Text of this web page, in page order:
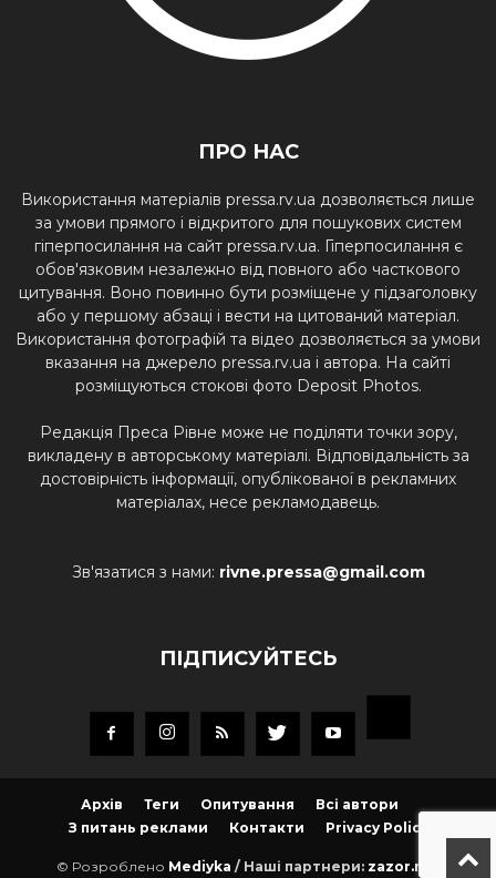
ПРО НАС
Використання матеріалів pressa.rv.ua дозволяється лише
за умови прямого і відкритого для пошукових систем
гіперпосилання на сайт pressa.rv.ua. Гіперпосилання є
обов'язковим незалежно від повного або часткового
цитування. Воно повинно бути розміщене у підзаголовку
або у першому абзаці і вести на цитований матеріал.
Використання фотографій та відео дозволяється за умови
вказання на джерело pressa.rv.ua і автора. На сайті
розміщуються стокові фото Deposit Photos.
Редакція Преса Рівне може не поділяти точки зору,
викладену в авторському матеріалі. Відповідальність за
достовірність інформації, опублікованої в рекламних
матеріалах, несе рекламодавець.
Зв'язатися з нами: rivne.pressa@gmail.com
ПІДПИСУЙТЕСЬ
Архів Теги Опитування
Всі автори
З питань реклами
Контакти Privacy Policy
© Розроблено Mediyka / Наші партнери: zazor.net